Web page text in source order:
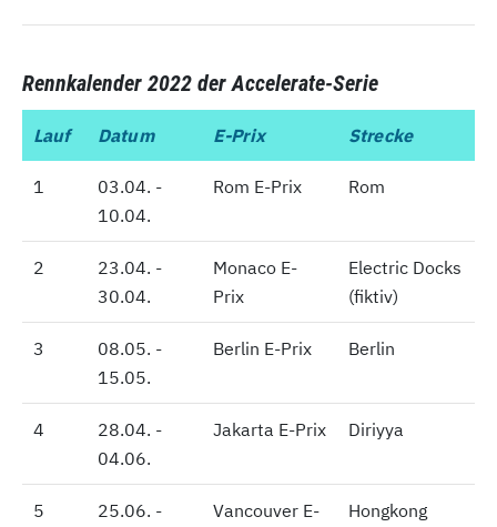
Rennkalender 2022 der Accelerate-Serie
Lauf Datum E-Prix Strecke
1
03.04. -
10.04.
Rom E-Prix Rom
2
23.04. -
30.04.
Monaco E-
Prix
Electric Docks
(fiktiv)
3
08.05. -
15.05.
Berlin E-Prix Berlin
4
28.04. -
04.06.
Jakarta E-Prix Diriyya
5
25.06. -
Vancouver E-
Hongkong
Lauf
1
2
3
4
5